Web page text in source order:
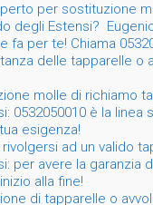
per sostituzione
degli Estensi?
fa per te! Chiama
delle tapparelle o
molle di richiamo
0532050010 è la linea
esigenza!
ad un valido
per avere la garanzia
alla fine!
di tapparelle o